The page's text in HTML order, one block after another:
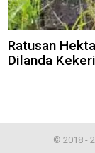
Ratusan
Dilanda
© 2018 -